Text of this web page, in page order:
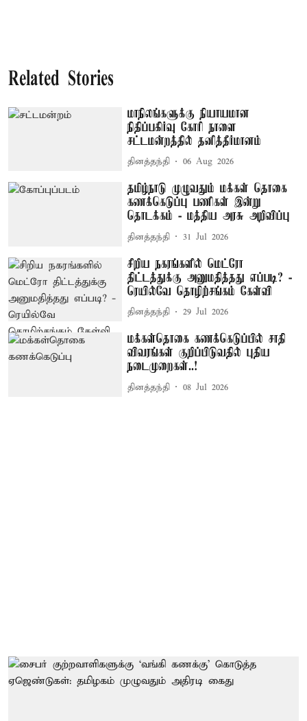
Related Stories
மாநிலங்களுக்கு நியாயமான
நிதிப்பகிர்வு கோரி நாளை
சட்டமன்றத்தில் தனித்தீர்மானம்
தினத்தந்தி 06 Aug 2026
தமிழ்நாடு முழுவதும் மக்கள் தொகை
கணக்கெடுப்பு பணிகள் இன்று
தொடக்கம் - மத்திய அரசு அறிவிப்பு
தினத்தந்தி 31 Jul 2026
சிறிய நகரங்களில் மெட்ரோ
திட்டத்துக்கு அனுமதித்தது எப்படி? -
ரெயில்வே தொழிற்சங்கம் கேள்வி
தினத்தந்தி 29 Jul 2026
மக்கள்தொகை கணக்கெடுப்பில் சாதி
விவரங்கள் குறிப்பிடுவதில் புதிய
நடைமுறைகள்..!
தினத்தந்தி 08 Jul 2026